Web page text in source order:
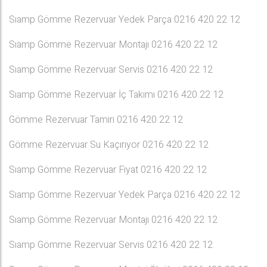
Sıamp Gömme Rezervuar Yedek Parça 0216 420 22 12
Sıamp Gömme Rezervuar Montajı 0216 420 22 12
Sıamp Gömme Rezervuar Servis 0216 420 22 12
Sıamp Gömme Rezervuar İç Takımı 0216 420 22 12
Gömme Rezervuar Tamiri 0216 420 22 12
Gömme Rezervuar Su Kaçırıyor 0216 420 22 12
Sıamp Gömme Rezervuar Fiyat 0216 420 22 12
Sıamp Gömme Rezervuar Yedek Parça 0216 420 22 12
Sıamp Gömme Rezervuar Montajı 0216 420 22 12
Sıamp Gömme Rezervuar Servis 0216 420 22 12